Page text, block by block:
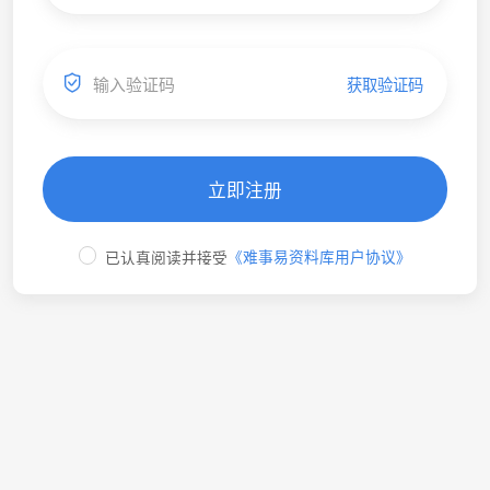
获取验证码
立即注册
已认真阅读并接受 《难事易资料库用户协议》